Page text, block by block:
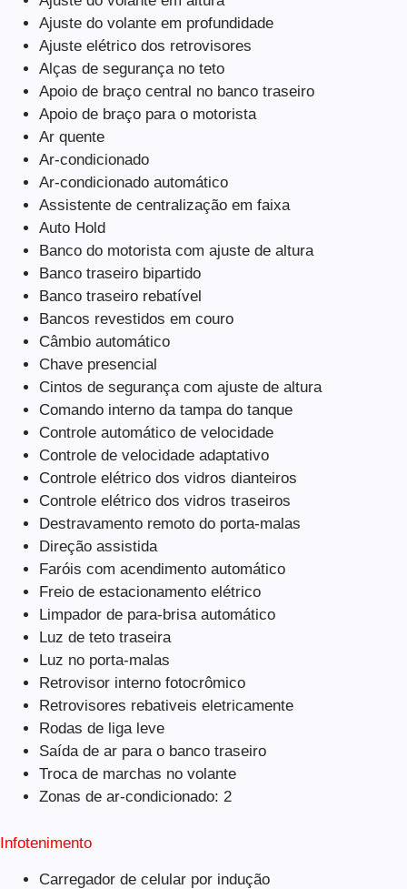
Ajuste do volante em profundidade
Ajuste elétrico dos retrovisores
Alças de segurança no teto
Apoio de braço central no banco traseiro
Apoio de braço para o motorista
Ar quente
Ar-condicionado
Ar-condicionado automático
Assistente de centralização em faixa
Auto Hold
Banco do motorista com ajuste de altura
Banco traseiro bipartido
Banco traseiro rebatível
Bancos revestidos em couro
Câmbio automático
Chave presencial
Cintos de segurança com ajuste de altura
Comando interno da tampa do tanque
Controle automático de velocidade
Controle de velocidade adaptativo
Controle elétrico dos vidros dianteiros
Controle elétrico dos vidros traseiros
Destravamento remoto do porta-malas
Direção assistida
Faróis com acendimento automático
Freio de estacionamento elétrico
Limpador de para-brisa automático
Luz de teto traseira
Luz no porta-malas
Retrovisor interno fotocrômico
Retrovisores rebativeis eletricamente
Rodas de liga leve
Saída de ar para o banco traseiro
Troca de marchas no volante
Zonas de ar-condicionado: 2
Infotenimento
Carregador de celular por indução